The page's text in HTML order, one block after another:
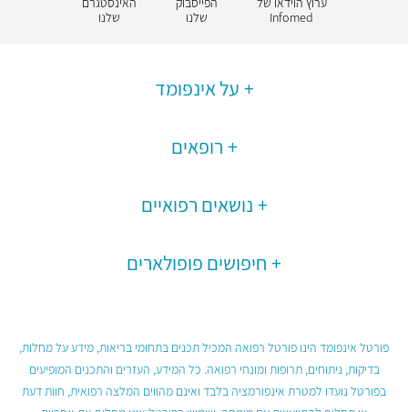
Infomed
שלנו
שלנו
על אינפומד
רופאים
נושאים רפואיים
חיפושים פופולארים
פורטל אינפומד הינו פורטל רפואה המכיל תכנים בתחומי בריאות, מידע על מחלות,
בדיקות, ניתוחים, תרופות ומונחי רפואה. כל המידע, העזרים והתכנים המופיעים
בפורטל נועדו למטרת אינפורמציה בלבד ואינם מהווים המלצה רפואית, חוות דעת